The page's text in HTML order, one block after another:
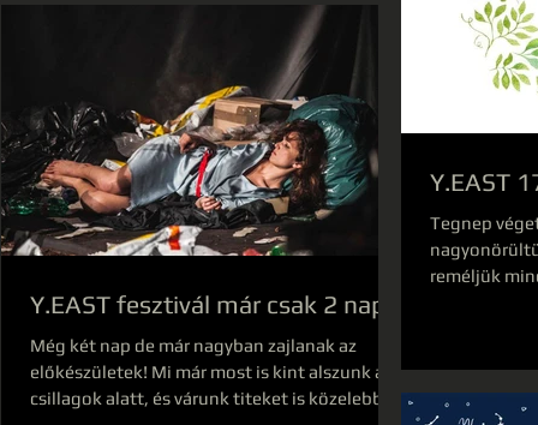
Y.EAST
Tegnep
reméljük
Y.EAST fesztivál már csak 2 nap!
Még két nap de már nagyban zajlanak az
előkészületek! Mi már most is kint alszunk a
csillagok alatt, és várunk titeket is közelebb